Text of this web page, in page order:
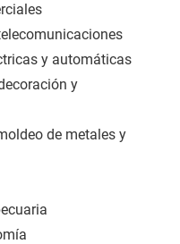
y automáticas
y
de metales y